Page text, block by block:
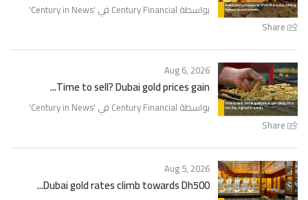
Share
بواسطة Century Financial في ' Century in News
'
Share
Aug 6, 2026
Time to sell? Dubai gold prices gain...
بواسطة Century Financial في ' Century in News
'
Aug 5, 2026
Dubai gold rates climb towards Dh500...